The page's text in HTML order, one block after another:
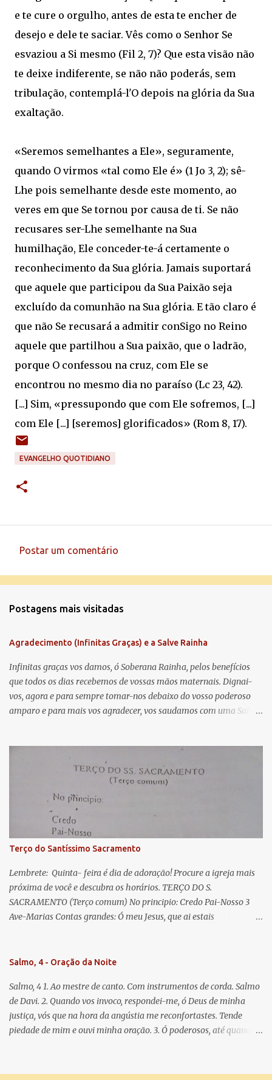
e te cure o orgulho, antes de esta te encher de
desejo e dele te saciar. Vês como o Senhor Se
esvaziou a Si mesmo (Fil 2, 7)? Que esta visão não
te deixe indiferente, se não não poderás, sem
tribulação, contemplá-l'O depois na glória da Sua
exaltação.
«Seremos semelhantes a Ele», seguramente,
quando O virmos «tal como Ele é» (1 Jo 3, 2); sê-
Lhe pois semelhante desde este momento, ao
veres em que Se tornou por causa de ti. Se não
recusares ser-Lhe semelhante na Sua
humilhação, Ele conceder-te-á certamente o
reconhecimento da Sua glória. Jamais suportará
que aquele que participou da Sua Paixão seja
excluído da comunhão na Sua glória. E tão claro é
que não Se recusará a admitir conSigo no Reino
aquele que partilhou a Sua paixão, que o ladrão,
porque O confessou na cruz, com Ele se
encontrou no mesmo dia no paraíso (Lc 23, 42).
[...] Sim, «pressupondo que com Ele sofremos, [...]
com Ele [...] [seremos] glorificados» (Rom 8, 17).
EVANGELHO QUOTIDIANO
e
t
á
r
i
o
Postar um comentário
Postagens mais visitadas
Agradecimento (Infinitas Graças) e a Salve Rainha
Infinitas graças vos damos, ó Soberana Rainha, pelos benefícios
que todos os dias recebemos de vossas mãos maternais. Dignai-
vos, agora e para sempre tomar-nos debaixo do vosso poderoso
amparo e para mais vos agradecer, vos saudamos com uma Salve
lágrimas. Eia, pois, Advogada nossa, estes vossos olhos
misericordiosos a nós volvei, e depois deste desterro, mostrai-nos
Jesus. Bendito é o fruto do vosso ventre, ó clemente, ó piedosa, ó
doce e sempre Virgem Maria. Rogai por nós Santa Mãe de Deus.
Para que sejamos dignos das promessas de Cristo. Amém.
Terço do Santíssimo Sacramento
Lembrete: Quinta- feira é dia de adoração! Procure a igreja mais
próxima de você e descubra os horários. TERÇO DO S.
SACRAMENTO (Terço comum) No principio: Credo Pai-Nosso 3
Ave-Marias Contas grandes: Ó meu Jesus, que ai estais
Vós morra eu! Nas contas pequenas: Sacramento de Amor!
que nos salva, dá-nos Vossa força, Vosso perdão e a Vossa
misericórdia. (no fim) Rezar 3 vezes: Louvores e graças se deem a
cada momento ao Santíssimo e Diviníssimo Sacramento.
Salmo, 4 - Oração da Noite
Salmo, 4 1. Ao mestre de canto. Com instrumentos de corda. Salmo
de Davi. 2. Quando vos invoco, respondei-me, ó Deus de minha
justiça, vós que na hora da angústia me reconfortastes. Tende
piedade de mim e ouvi minha oração. 3. Ó poderosos, até quando
o Senhor me ouviu quando o invoquei. 5. Tremei, mas sem pecar;